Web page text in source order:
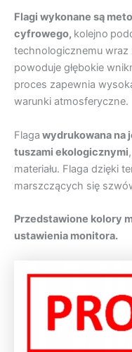
Flagi wykonane są
cyfrowego, kolejno
technologicznemu
powoduje głębokie
proces zapewnia
warunki atmosferyczne.
Flaga wydrukowana na
tuszami ekologicznymi
materiału. Flaga dzięki
marszczących się
Przedstawione kolory
ustawienia monitora.